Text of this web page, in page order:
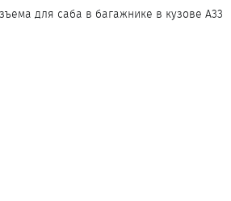
для саба в багажнике в кузове А33